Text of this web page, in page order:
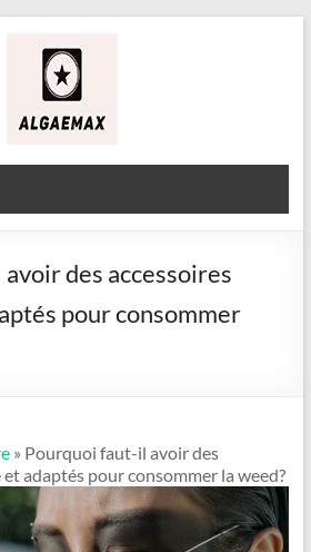
des accessoires
pour consommer
» Pourquoi faut-il avoir des
adaptés pour consommer la weed?